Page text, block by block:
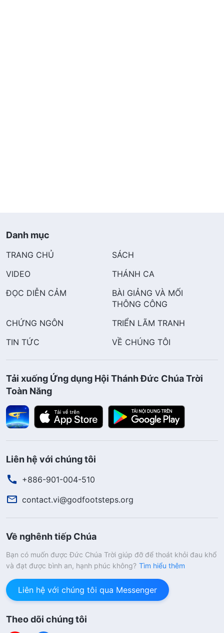
Danh mục
TRANG CHỦ
SÁCH
VIDEO
THÁNH CA
ĐỌC DIỄN CẢM
BÀI GIẢNG VÀ MỐI
THÔNG CÔNG
CHỨNG NGÔN
TRIỂN LÃM TRANH
TIN TỨC
VỀ CHÚNG TÔI
Tải xuống Ứng dụng Hội Thánh Đức Chúa Trời
Toàn Năng
Liên hệ với chúng tôi
+886-901-004-510
contact.vi@godfootsteps.org
Về nghênh tiếp Chúa
Bạn có muốn được Đức Chúa Trời giúp đỡ để thoát khỏi đau khổ
và đạt được bình an, hạnh phúc không? Tìm hiểu thêm
Liên hệ với chúng tôi qua Messenger
Theo dõi chúng tôi